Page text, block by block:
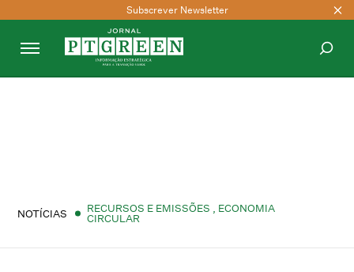
Subscrever Newsletter
NOTÍCIAS RECURSOS E EMISSÕES
ECONOMIA
CIRCULAR